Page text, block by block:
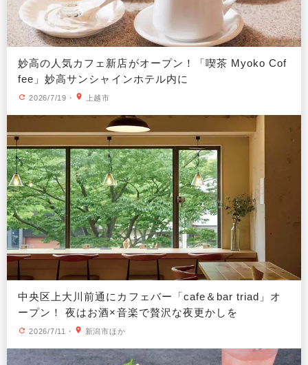
妙高の人気カフェ新店がオープン！「喫茶 Myoko Cof
fee」妙高サンシャインホテル内に
2026/7/19 ・ 上越市
中央区上大川前通にカフェバー「cafe＆bar triad」オ
ープン！ 夜はお酒×音楽で贅沢な夜更かしを
2026/7/11 ・ 新潟市ほか